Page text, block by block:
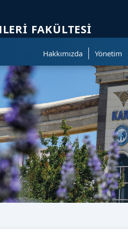
FAKÜLTESI
Hakkımızda Yönetim